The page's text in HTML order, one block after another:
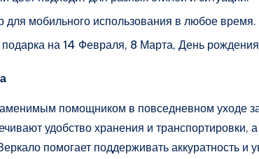
мобильного использования в любое время.
подарка на 14 Февраля, 8 Марта, День рождения
помощником в повседневном уходе
удобство хранения и транспортировки,
помогает поддерживать аккуратность и